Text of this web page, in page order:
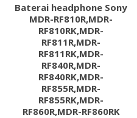
Baterai headphone Sony
MDR-RF810R,MDR-
RF810RK,MDR-
RF811R,MDR-
RF811RK,MDR-
RF840R,MDR-
RF840RK,MDR-
RF855R,MDR-
RF855RK,MDR-
RF860R,MDR-RF860RK